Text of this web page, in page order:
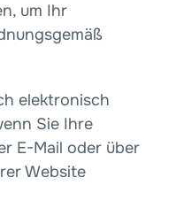
um Ihr
elektronisch
Sie Ihre
E-Mail oder über
Website